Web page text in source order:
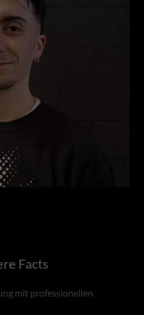
Facts
mit professionellen